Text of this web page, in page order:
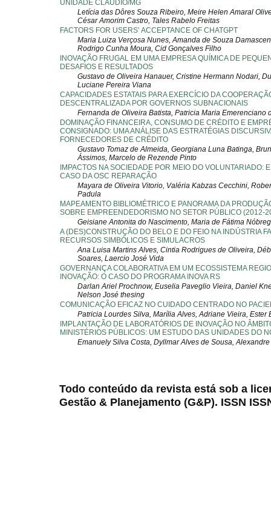
UNIDADE CLÁUDIO/MG
Letícia das Dôres Souza Ribeiro, Meire Helen Amaral
César Amorim Castro, Tales Rabelo Freitas
FACTORS FOR USERS’ ACCEPTANCE OF CHATGPT
Maria Luiza Verçosa Nunes, Amanda de Souza
Rodrigo Cunha Moura, Cid Gonçalves Filho
INOVAÇÃO FRUGAL EM UMA EMPRESA QUÍMICA DE
DESAFIOS E RESULTADOS
Gustavo de Oliveira Hanauer, Cristine Hermann Nodari,
Luciane Pereira Viana
CAPACIDADES ESTATAIS PARA EXERCÍCIO DA
DESCENTRALIZADA POR GOVERNOS SUBNACIONAIS
Fernanda de Oliveira Batista, Patricia Maria Emerenciano
DOMINAÇÃO FINANCEIRA, CONSUMO DE CRÉDITO E
CONSIGNADO: UMA ANÁLISE DAS ESTRATÉGIAS
FORNECEDORES DE CRÉDITO
Gustavo Tomaz de Almeida, Georgiana Luna Batinga,
Ássimos, Marcelo de Rezende Pinto
IMPACTOS NA SOCIEDADE POR MEIO DO VOLUNTARIADO:
CASO DA OSC REPARAÇÃO
Mayara de Oliveira Vitorio, Valéria Kabzas Cecchini,
Padula
MAPEAMENTO BIBLIOMÉTRICO E PANORAMA DA
SOBRE EMPREENDEDORISMO NO SETOR PÚBLICO (2012-
Geisiane Antonita do Nascimento, Maria de Fátima
A (DES)CONSTRUÇÃO DO BELO E DO FEIO NA INDÚSTRIA
RECURSOS SIMBÓLICOS E SIMULACROS
Ana Luisa Martins Alves, Cintia Rodrigues de Oliveira,
Soares, Laercio José Vida
GOVERNANÇA COLABORATIVA EM UM ECOSSISTEMA
INOVAÇÃO: O CASO DO PROGRAMA INOVA RS
Darlan Ariel Prochnow, Euselia Paveglio Vieira, Daniel
Nelson José thesing
COMUNICAÇÃO EFICAZ NO CUIDADO CENTRADO NO
Patricia Lourdes Silva, Marília Alves, Adriane Vieira, Ester
IMPLANTAÇÃO DE LABORATÓRIOS DE INOVAÇÃO NO
MINISTÉRIOS PÚBLICOS: UM ESTUDO DAS UNIDADES DO
Emanuely Silva Costa, Dyllmar Alves de Sousa,
Todo conteúdo da revista está sob a
Gestão & Planejamento (G&P). ISSN